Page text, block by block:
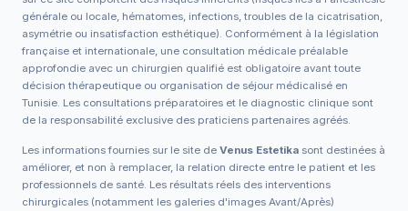
générale ou locale, hématomes, infections, troubles de la cicatrisation,
asymétrie ou insatisfaction esthétique). Conformément à la législation
française et internationale, une consultation médicale préalable
approfondie avec un chirurgien qualifié est obligatoire avant toute
décision thérapeutique ou organisation de séjour médicalisé en
Tunisie. Les consultations préparatoires et le diagnostic clinique sont
de la responsabilité exclusive des praticiens partenaires agréés.
Les informations fournies sur le site de Venus Estetika sont destinées à
améliorer, et non à remplacer, la relation directe entre le patient et les
professionnels de santé. Les résultats réels des interventions
chirurgicales (notamment les galeries d'images Avant/Après)